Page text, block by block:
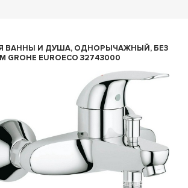
ВАННЫ И ДУША, ОДНОРЫЧАЖНЫЙ, БЕЗ
EUROECO 32743000